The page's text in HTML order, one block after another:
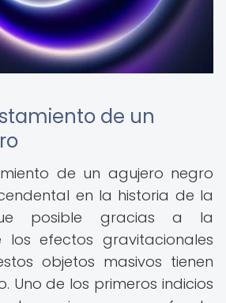
de un
de un agujero negro
en la historia de la
posible gracias a la
los efectos gravitacionales
objetos masivos tienen
Uno de los primeros indicios